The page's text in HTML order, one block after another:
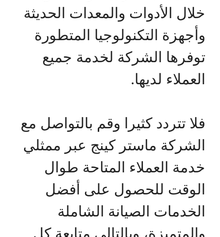
خلال الأدوات والمعدات الحديثة
وأجهزة التكنولوجيا المتطورة
توفرها الشركة لخدمة جميع
العملاء لديها.
فلا تتردد كثيرا وقم بالتواصل مع
الشركة ماستر كينج عبر ممثلي
خدمة العملاء المتاحة طوال
الوقت للحصول على أفضل
الخدمات الصيانة الشاملة
والمتميزة، وبالتالي متابعة كل